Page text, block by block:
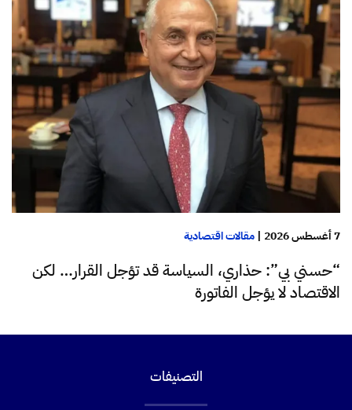
7 أغسطس 2026 | مقالات اقتصادية
“حسني بي”: حذاري، السياسة قد تؤجل القرار… لكن
الاقتصاد لا يؤجل الفاتورة
التصنيفات